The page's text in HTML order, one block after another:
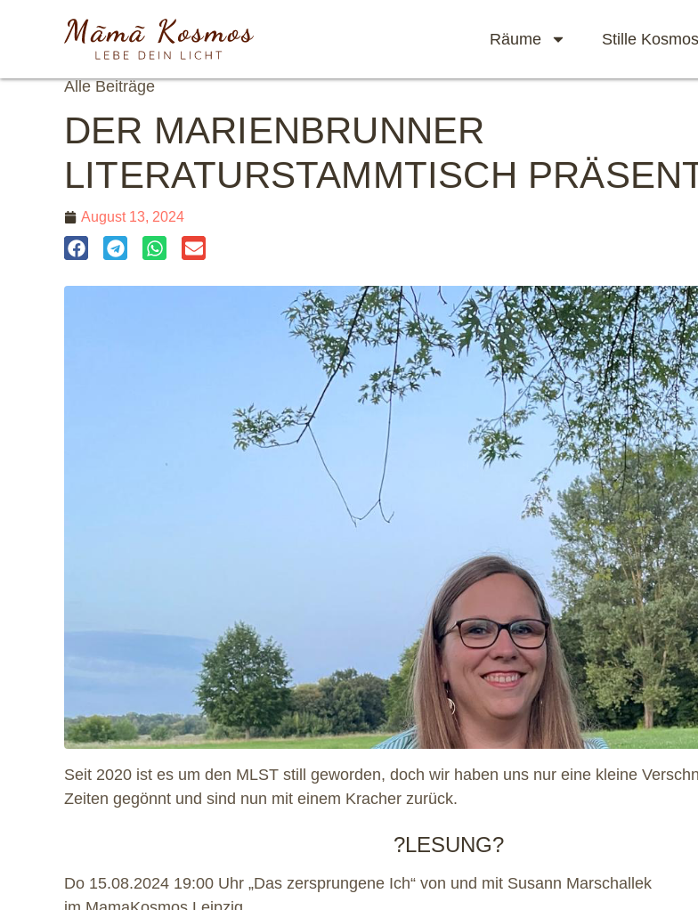
Räume Stille Kosmos
Alle Beiträge
DER MARIENBRUNNER
LITERATURSTAMMTISCH
August 13, 2024
Seit 2020 ist es um den MLST still geworden, doch wir haben uns nur eine kleine
Zeiten gegönnt und sind nun mit einem Kracher zurück.
?LESUNG?
Do 15.08.2024 19:00 Uhr „Das zersprungene Ich“ von und mit Susann Marschallek